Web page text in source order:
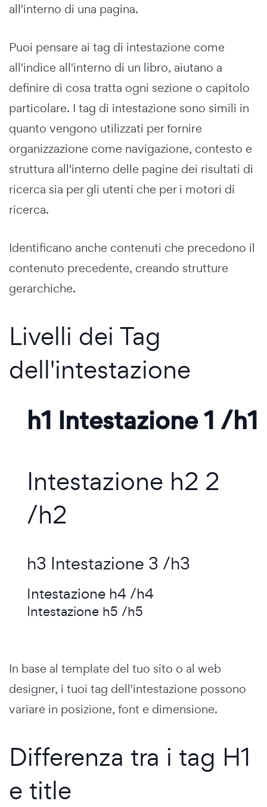
all'interno di una pagina.
Puoi pensare ai tag di intestazione come
all'indice all'interno di un libro, aiutano a
definire di cosa tratta ogni sezione o capitolo
particolare. I tag di intestazione sono simili in
quanto vengono utilizzati per fornire
organizzazione come navigazione, contesto e
struttura all'interno delle pagine dei risultati di
ricerca sia per gli utenti che per i motori di
ricerca.
Identificano anche contenuti che precedono il
contenuto precedente, creando strutture
gerarchiche.
Livelli dei Tag
dell'intestazione
h1 Intestazione 1 /h1
Intestazione h2 2
/h2
h3 Intestazione 3 /h3
Intestazione h4 /h4
Intestazione h5 /h5
In base al template del tuo sito o al web
designer, i tuoi tag dell'intestazione possono
variare in posizione, font e dimensione.
Differenza tra i tag H1
e title